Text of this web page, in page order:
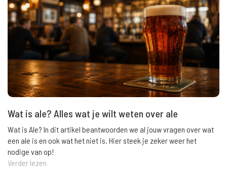
Wat is ale? Alles wat je wilt weten over ale
Wat is Ale? In dit artikel beantwoorden we al jouw vragen over wat
een ale is en ook wat het niet is. Hier steek je zeker weer het
nodige van op!
Verder lezen